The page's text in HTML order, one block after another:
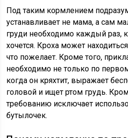
Под таким кормлением
устанавливает не мама, а сам
груди необходимо каждый раз,
хочется. Кроха может
что пожелает. Кроме того,
необходимо не только по
когда он кряхтит, выражает
головой и ищет ртом грудь.
требованию исключает
бутылочек.